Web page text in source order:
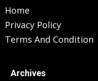
Home
Privacy Policy
Terms And Condition
Archives